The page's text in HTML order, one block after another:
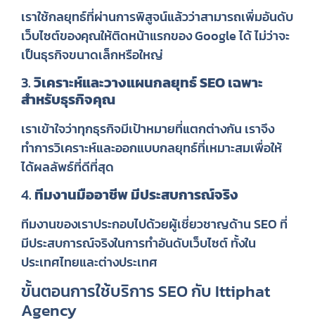
เราใช้กลยุทธ์ที่ผ่านการพิสูจน์แล้วว่าสามารถเพิ่มอันดับ
เว็บไซต์ของคุณให้ติดหน้าแรกของ Google ได้ ไม่ว่าจะ
เป็นธุรกิจขนาดเล็กหรือใหญ่
3.วิเคราะห์และวางแผนกลยุทธ์ SEO เฉพาะ
สำหรับธุรกิจคุณ
เราเข้าใจว่าทุกธุรกิจมีเป้าหมายที่แตกต่างกัน เราจึง
ทำการวิเคราะห์และออกแบบกลยุทธ์ที่เหมาะสมเพื่อให้
ได้ผลลัพธ์ที่ดีที่สุด
4. ทีมงานมืออาชีพ มีประสบการณ์จริง
ทีมงานของเราประกอบไปด้วยผู้เชี่ยวชาญด้าน SEO ที่
มีประสบการณ์จริงในการทำอันดับเว็บไซต์ ทั้งใน
ประเทศไทยและต่างประเทศ
ขั้นตอนการใช้บริการ SEO กับ Ittiphat
Agency